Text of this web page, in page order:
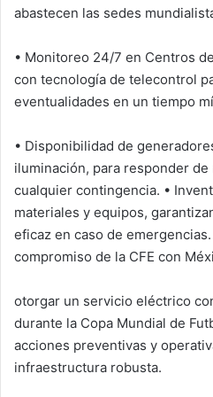
abastecen las sedes
• Monitoreo 24/7 en Centros
con tecnología de telecontrol
eventualidades en un tiempo
• Disponibilidad de
iluminación, para responder de
cualquier contingencia. •
materiales y equipos,
eficaz en caso de
compromiso de la CFE con
otorgar un servicio eléctrico
durante la Copa Mundial de
acciones preventivas y
infraestructura robusta.